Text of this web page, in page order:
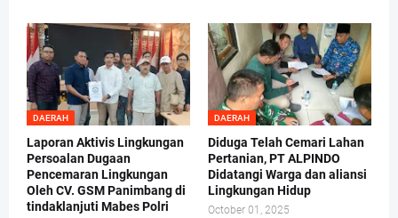
DAERAH
Laporan Aktivis Lingkungan
Persoalan Dugaan
Pencemaran Lingkungan
Oleh CV. GSM Panimbang di
tindaklanjuti Mabes Polri
DAERAH
Diduga Telah Cemari Lahan
Pertanian, PT ALPINDO
Didatangi Warga dan aliansi
Lingkungan Hidup
October 01, 2025